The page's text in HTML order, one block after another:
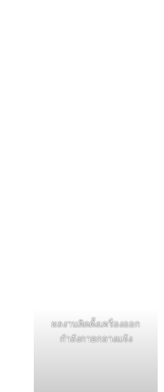
ผลงานติดตั้งเครื่องออก
กำลังกายกลางแจ้ง